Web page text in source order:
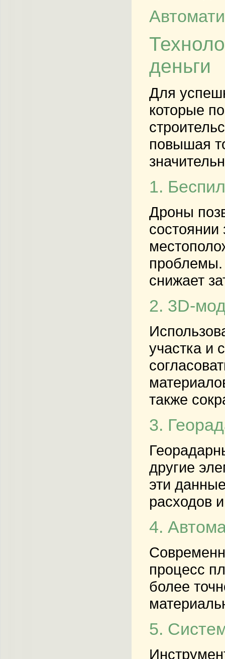
деньги
Для
которые
повышая
1.
Дроны
проблемы.
снижает
2. 3D-
участка и
также
3.
другие
эти
расходов
4.
процесс
более
5.